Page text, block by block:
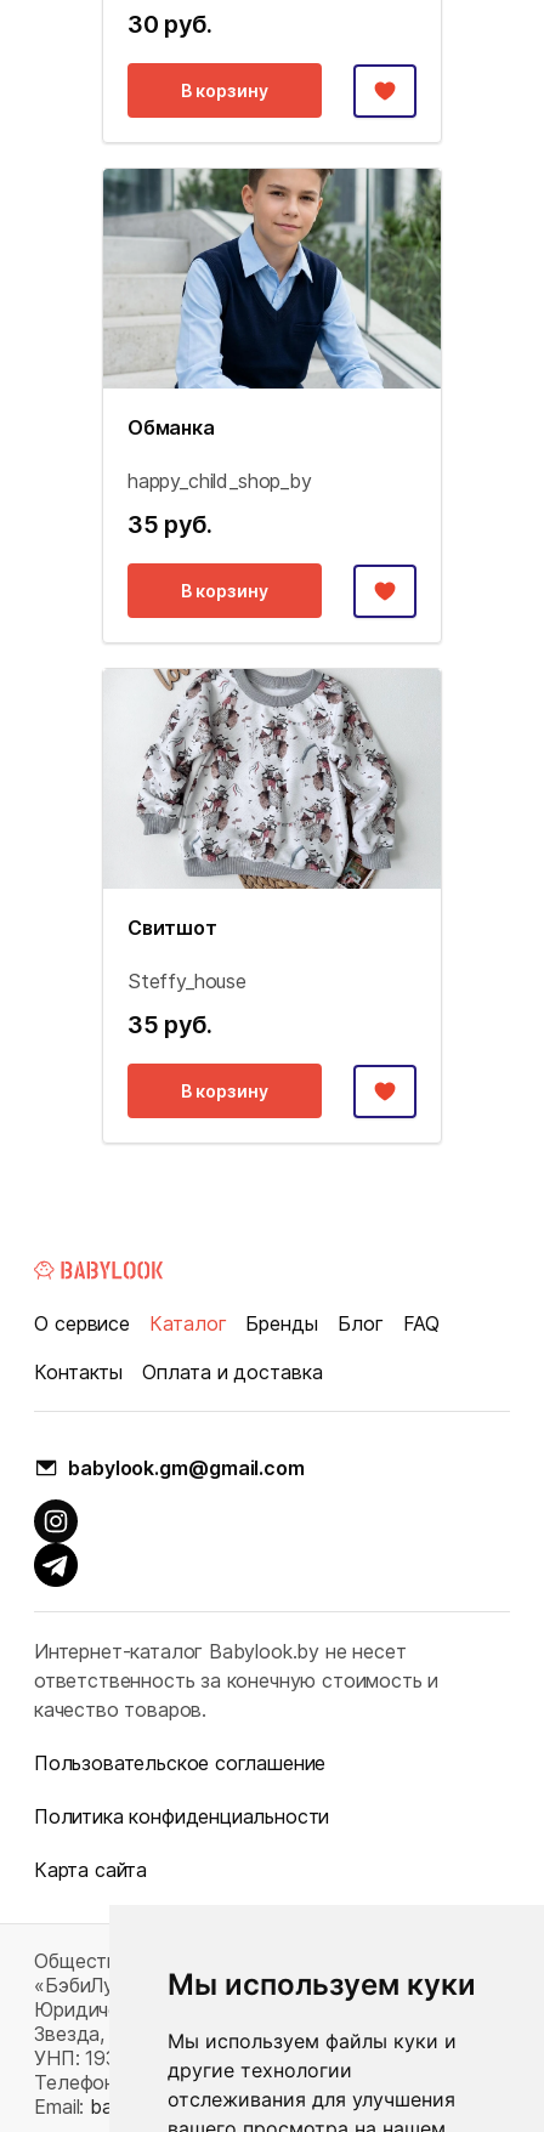
Мы используем куки
Мы используем файлы куки и
другие технологии
отслеживания для улучшения
30 руб.
В корзину
Обманка
happy_child_shop_by
35 руб.
В корзину
Свитшот
Steffy_house
35 руб.
В корзину
О сервисе Каталог Бренды Блог
FAQ
Контакты
Оплата и доставка
babylook.gm@gmail.com
Интернет-каталог Babylook.by не несет
ответственность за конечную стоимость и
качество товаров.
Пользовательское соглашение
Политика конфиденциальности
Карта сайта
Общество с ограниченной ответственностью
«БэбиЛук»
Юридический адрес: 220117, г. Минск, пр-т Газеты
Звезда, д. 16, пом. 52
УНП: 193815124
Телефон:
+375 33 392 66 63
Email: babylook.gm@gmail.com .